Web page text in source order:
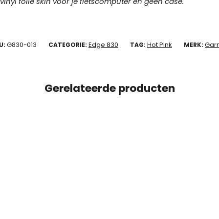
G830-013 CATEGORIE: Edge 830 TAG: Hot Pink MERK:
Gerelateerde producten